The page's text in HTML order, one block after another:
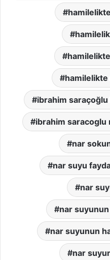
hamilelikte
ibrahim saraçoğlu
ibrahim saracoglu
nar
nar suyu
nar
nar
nar suyunun
nar